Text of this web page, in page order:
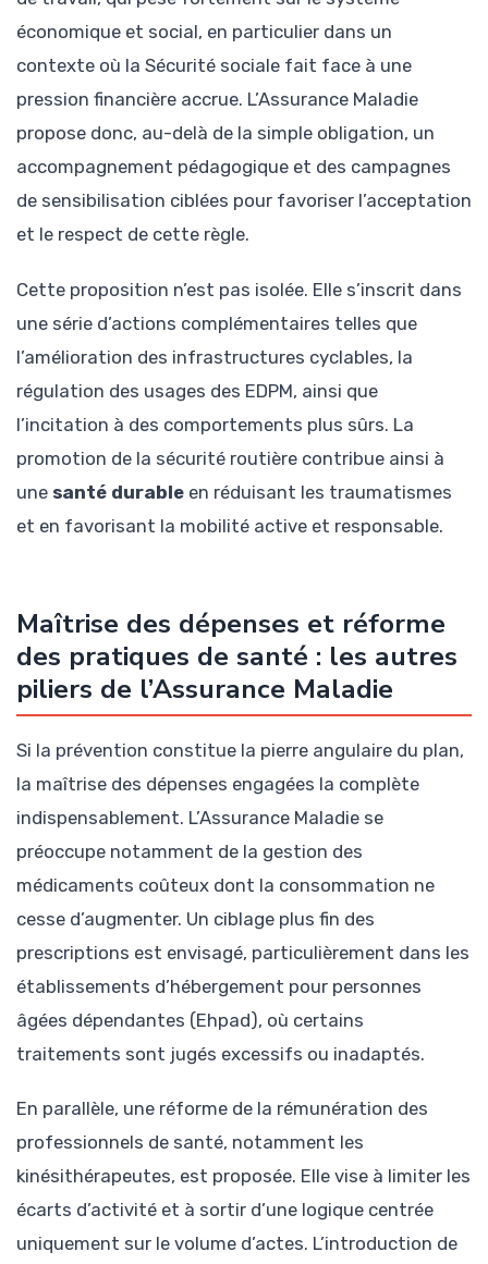
économique et social, en particulier dans un
contexte où la Sécurité sociale fait face à une
pression financière accrue. L’Assurance Maladie
propose donc, au-delà de la simple obligation, un
accompagnement pédagogique et des campagnes
de sensibilisation ciblées pour favoriser l’acceptation
et le respect de cette règle.
Cette proposition n’est pas isolée. Elle s’inscrit dans
une série d’actions complémentaires telles que
l’amélioration des infrastructures cyclables, la
régulation des usages des EDPM, ainsi que
l’incitation à des comportements plus sûrs. La
promotion de la sécurité routière contribue ainsi à
une santé durable en réduisant les traumatismes
et en favorisant la mobilité active et responsable.
Maîtrise des dépenses et réforme
des pratiques de santé : les autres
piliers de l’Assurance Maladie
Si la prévention constitue la pierre angulaire du plan,
la maîtrise des dépenses engagées la complète
indispensablement. L’Assurance Maladie se
préoccupe notamment de la gestion des
médicaments coûteux dont la consommation ne
cesse d’augmenter. Un ciblage plus fin des
prescriptions est envisagé, particulièrement dans les
établissements d’hébergement pour personnes
âgées dépendantes (Ehpad), où certains
traitements sont jugés excessifs ou inadaptés.
En parallèle, une réforme de la rémunération des
professionnels de santé, notamment les
kinésithérapeutes, est proposée. Elle vise à limiter les
écarts d’activité et à sortir d’une logique centrée
uniquement sur le volume d’actes. L’introduction de